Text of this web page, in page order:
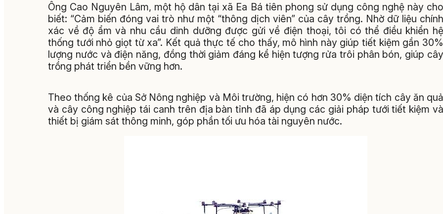
Ông Cao Nguyên Lâm, một hộ dân tại xã Ea Bá tiên phong sử dụng công nghệ này cho
biết: “Cảm biến đóng vai trò như một “thông dịch viên” của cây trồng. Nhờ dữ liệu chính
xác về độ ẩm và nhu cầu dinh dưỡng được gửi về điện thoại, tôi có thể điều khiển hệ
thống tưới nhỏ giọt từ xa”. Kết quả thực tế cho thấy, mô hình này giúp tiết kiệm gần 30%
lượng nước và điện năng, đồng thời giảm đáng kể hiện tượng rửa trôi phân bón, giúp cây
trồng phát triển bền vững hơn.
Theo thống kê của Sở Nông nghiệp và Môi trường, hiện có hơn 30% diện tích cây ăn quả
và cây công nghiệp tái canh trên địa bàn tỉnh đã áp dụng các giải pháp tưới tiết kiệm và
thiết bị giám sát thông minh, góp phần tối ưu hóa tài nguyên nước.